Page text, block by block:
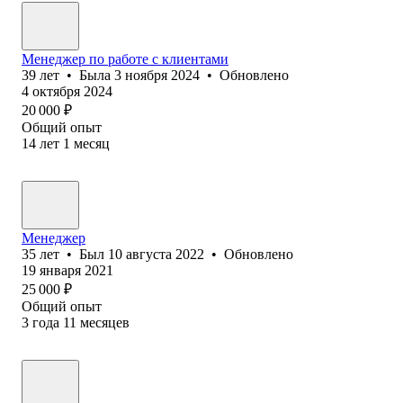
Менеджер по работе с клиентами
39 лет • Была 3 ноября 2024 • Обновлено
4 октября 2024
20 000 ₽
Общий опыт
14 лет 1 месяц
Менеджер
35 лет • Был 10 августа 2022 • Обновлено
19 января 2021
25 000 ₽
Общий опыт
3 года 11 месяцев